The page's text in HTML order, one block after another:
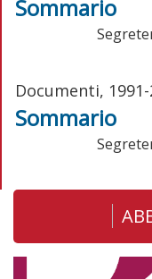
Sommario
Documenti, 1991-
Sommario